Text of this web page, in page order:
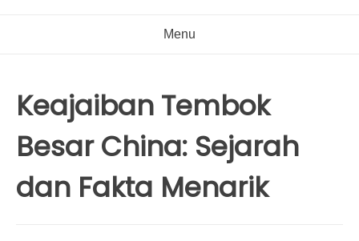
Menu
Keajaiban Tembok
Besar China: Sejarah
dan Fakta Menarik